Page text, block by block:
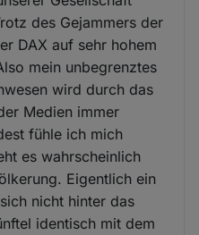
des Gejammers der
DAX auf sehr hohem
mein unbegrenztes
wird durch das
Medien immer
fühle ich mich
es wahrscheinlich
Eigentlich ein
nicht hinter das
identisch mit dem